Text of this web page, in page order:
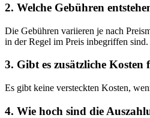
2. Welche Gebühren‌
Die Gebühren variieren je nach
‍in der Regel im Preis inbegriffen sind.
3. Gibt es zusätzliche
Es gibt⁢ keine‍ versteckten Kosten,
4. ‍Wie hoch sind die